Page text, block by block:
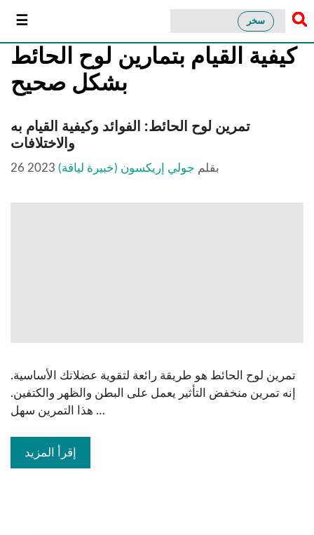
سخر
كيفية القيام بتمارين لوح الحائط
بشكل صحيح
تمرين لوح الحائط: الفوائد وكيفية القيام به
والاختلافات
26 2023 بقلم جولي إريكسون (خبيرة لياقة)
تمرين لوح الحائط هو طريقة رائعة لتقوية عضلاتك الأساسية.
إنه تمرين منخفض التأثير يعمل على البطن والظهر والكتفين.
هذا التمرين سهل …
إقرأ المزيد